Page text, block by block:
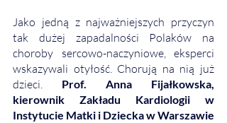
Jako jedną z najważniejszych przyczyn
tak dużej zapadalności Polaków na
choroby sercowo-naczyniowe, eksperci
wskazywali otyłość. Chorują na nią już
dzieci. Prof. Anna Fijałkowska,
kierownik Zakładu Kardiologii w
Instytucie Matki i Dziecka w Warszawie